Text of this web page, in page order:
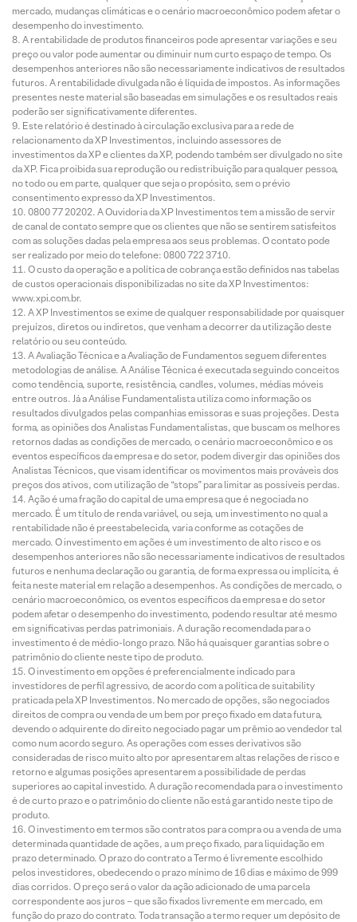
mercado, mudanças climáticas e o cenário macroeconômico podem afetar o
desempenho do investimento.
A rentabilidade de produtos financeiros pode apresentar variações e seu
preço ou valor pode aumentar ou diminuir num curto espaço de tempo. Os
desempenhos anteriores não são necessariamente indicativos de resultados
futuros. A rentabilidade divulgada não é líquida de impostos. As informações
presentes neste material são baseadas em simulações e os resultados reais
poderão ser significativamente diferentes.
Este relatório é destinado à circulação exclusiva para a rede de
relacionamento da XP Investimentos, incluindo assessores de
investimentos da XP e clientes da XP, podendo também ser divulgado no site
da XP. Fica proibida sua reprodução ou redistribuição para qualquer pessoa,
no todo ou em parte, qualquer que seja o propósito, sem o prévio
consentimento expresso da XP Investimentos.
0800 77 20202. A Ouvidoria da XP Investimentos tem a missão de servir
de canal de contato sempre que os clientes que não se sentirem satisfeitos
com as soluções dadas pela empresa aos seus problemas. O contato pode
ser realizado por meio do telefone: 0800 722 3710.
O custo da operação e a política de cobrança estão definidos nas tabelas
de custos operacionais disponibilizadas no site da XP Investimentos:
www.xpi.com.br.
A XP Investimentos se exime de qualquer responsabilidade por quaisquer
prejuízos, diretos ou indiretos, que venham a decorrer da utilização deste
relatório ou seu conteúdo.
A Avaliação Técnica e a Avaliação de Fundamentos seguem diferentes
metodologias de análise. A Análise Técnica é executada seguindo conceitos
como tendência, suporte, resistência, candles, volumes, médias móveis
entre outros. Já a Análise Fundamentalista utiliza como informação os
resultados divulgados pelas companhias emissoras e suas projeções. Desta
forma, as opiniões dos Analistas Fundamentalistas, que buscam os melhores
retornos dadas as condições de mercado, o cenário macroeconômico e os
eventos específicos da empresa e do setor, podem divergir das opiniões dos
Analistas Técnicos, que visam identificar os movimentos mais prováveis dos
preços dos ativos, com utilização de “stops” para limitar as possíveis perdas.
Ação é uma fração do capital de uma empresa que é negociada no
mercado. É um título de renda variável, ou seja, um investimento no qual a
rentabilidade não é preestabelecida, varia conforme as cotações de
mercado. O investimento em ações é um investimento de alto risco e os
desempenhos anteriores não são necessariamente indicativos de resultados
futuros e nenhuma declaração ou garantia, de forma expressa ou implícita, é
feita neste material em relação a desempenhos. As condições de mercado, o
cenário macroeconômico, os eventos específicos da empresa e do setor
podem afetar o desempenho do investimento, podendo resultar até mesmo
em significativas perdas patrimoniais. A duração recomendada para o
investimento é de médio-longo prazo. Não há quaisquer garantias sobre o
patrimônio do cliente neste tipo de produto.
O investimento em opções é preferencialmente indicado para
investidores de perfil agressivo, de acordo com a política de suitability
praticada pela XP Investimentos. No mercado de opções, são negociados
direitos de compra ou venda de um bem por preço fixado em data futura,
devendo o adquirente do direito negociado pagar um prêmio ao vendedor tal
como num acordo seguro. As operações com esses derivativos são
consideradas de risco muito alto por apresentarem altas relações de risco e
retorno e algumas posições apresentarem a possibilidade de perdas
superiores ao capital investido. A duração recomendada para o investimento
é de curto prazo e o patrimônio do cliente não está garantido neste tipo de
produto.
O investimento em termos são contratos para compra ou a venda de uma
determinada quantidade de ações, a um preço fixado, para liquidação em
prazo determinado. O prazo do contrato a Termo é livremente escolhido
pelos investidores, obedecendo o prazo mínimo de 16 dias e máximo de 999
dias corridos. O preço será o valor da ação adicionado de uma parcela
correspondente aos juros – que são fixados livremente em mercado, em
função do prazo do contrato. Toda transação a termo requer um depósito de